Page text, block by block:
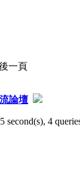
一頁
論壇
second(s), 4